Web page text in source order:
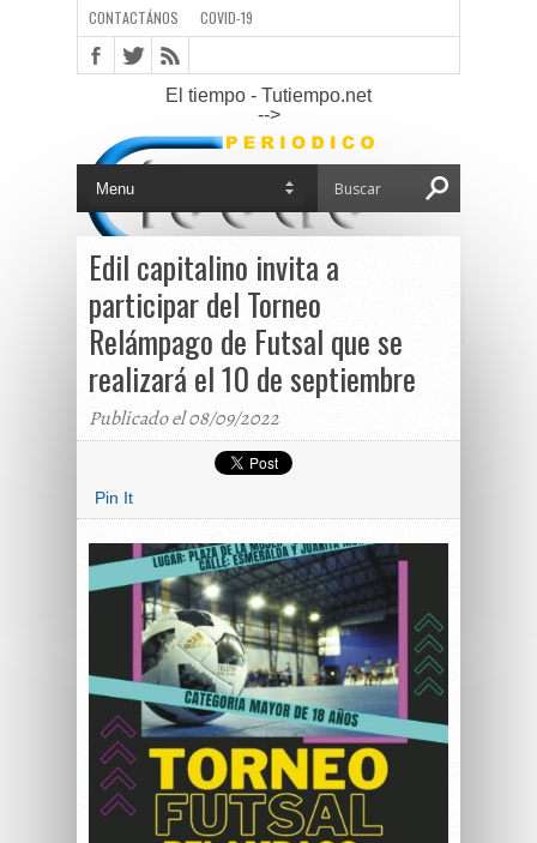
CONTACTÁNOS COVID-19
El tiempo - Tutiempo.net
-->
Edil capitalino invita a
participar del Torneo
Relámpago de Futsal que se
realizará el 10 de septiembre
Publicado el 08/09/2022
Pin It